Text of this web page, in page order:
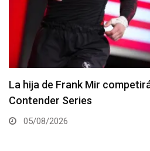
Joshua Van vs. Alexandre
estelar del UFC 331
05/08/2026